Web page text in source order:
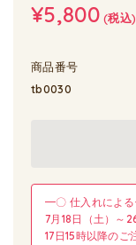
¥5,800(税込)
商品番号
tb0030
━〇 仕入れによ
7月18日（土）～
17日15時以降の